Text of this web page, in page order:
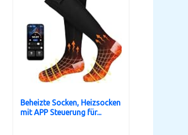
Beheizte Socken, Heizsocken
mit APP Steuerung für...